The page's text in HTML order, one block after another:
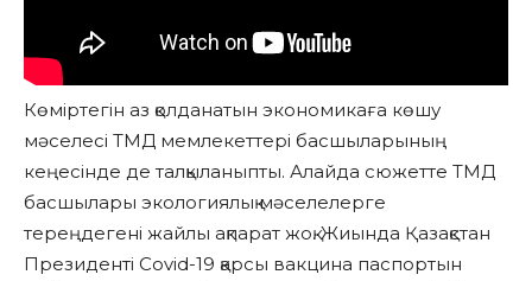
Көміртегін аз қолданатын экономикаға көшу
мәселесі ТМД мемлекеттері басшыларының
кеңесінде де талқыланыпты. Алайда сюжетте ТМД
басшылары экологиялық мәселелерге
тереңдегені жайлы ақпарат жоқ. Жиында Қазақстан
Президенті Covid-19 қарсы вакцина паспортын